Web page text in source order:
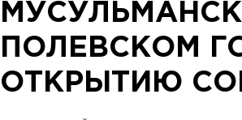
ПОЛЕВСКОМ
ОТКРЫТИЮ